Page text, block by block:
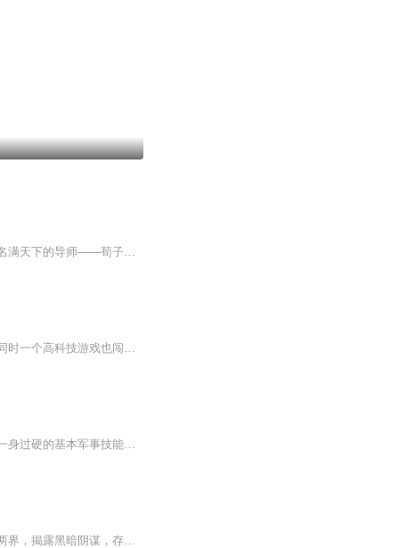
年轻的李斯，虽然地位卑微，心中常怀大志。于是，李斯辞掉了小吏的工作，找到了一个名满天下的导师——荀子。 后来，李斯到了秦国，正赶上秦庄襄王去世，他便请求当吕不韦的门客。20年后，秦国统一六国，李斯当上了丞相。他的富贵已到顶点，可他人生的...
身处社会最底层的主角柳无情以捡拾破烂维生，但是一次意外让他染上了一个可怕的病毒，同时一个高科技游戏也闯入了他的世界。同样是一个意外让现实中的他与游戏中的人物挂上了勾，从而使得他的病不药而愈，更使得他的身体出现了异变……快如闪电的速度……...
新兵龙峻岭，出身军旅世家，自幼在西藏高原地带生长，从小到大在军营中耳濡目染，练得一身过硬的基本军事技能，加入了武装侦搜部队的训练，并在训练中崭露头角。国际武装侦搜大赛在非洲某国拉开帷幕，作为首次参加竞赛的中国武装侦搜队在龙峻岭的带领下，...
前世修仙姐妹花，现世人鬼两战士，为公道、为正义、为复仇，阴阳眼，有异能，奔走阴阳两界，揭露黑暗阴谋，存善念，懂感恩，报大仇，有爱有恨，无私无畏……